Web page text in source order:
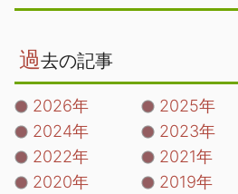
過去の記事
2026年
2025年
2024年
2023年
2022年
2021年
2020年
2019年